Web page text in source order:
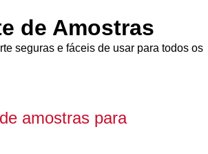
de Amostras
seguras e fáceis de usar para todos os
amostras para